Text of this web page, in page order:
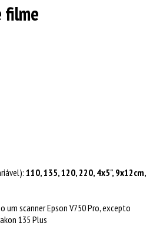
filme
110, 135, 120, 220, 4x5", 9x12cm,
scanner Epson V750 Pro, excepto
135 Plus